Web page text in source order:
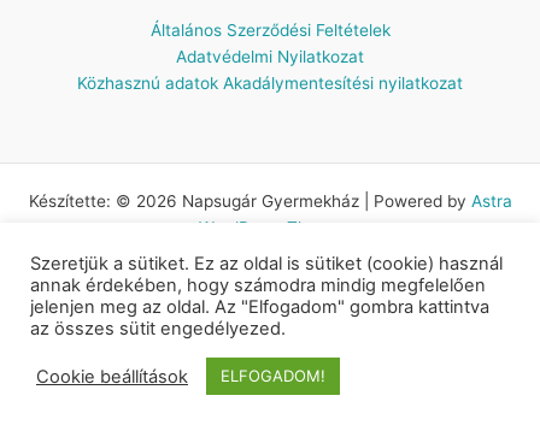
Általános Szerződési Feltételek
Adatvédelmi Nyilatkozat
Közhasznú adatok Akadálymentesítési nyilatkozat
Készítette: © 2026 Napsugár Gyermekház | Powered by Astra
WordPress Theme
Szeretjük a sütiket. Ez az oldal is sütiket (cookie) használ
annak érdekében, hogy számodra mindig megfelelően
jelenjen meg az oldal. Az "Elfogadom" gombra kattintva
az összes sütit engedélyezed.
Cookie beállítások ELFOGADOM!